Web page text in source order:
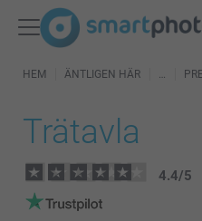
HEM ÄNTLIGEN HÄR
Trätavla
4.4/5